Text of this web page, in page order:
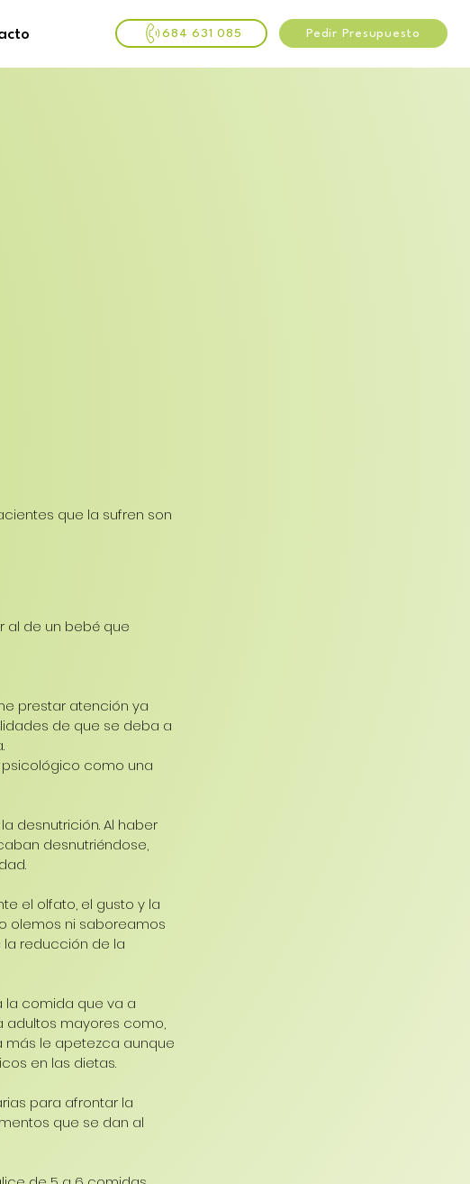
684 631 085 Pedir Presupuesto
que la sufren son
al de un bebé que
prestar atención ya
de que se deba a
como una
desnutrición. Al haber
desnutriéndose,
el olfato, el gusto y la
olemos ni saboreamos
reducción de la
comida que va a
adultos mayores como,
más le apetezca aunque
en las dietas.
para afrontar la
que se dan al